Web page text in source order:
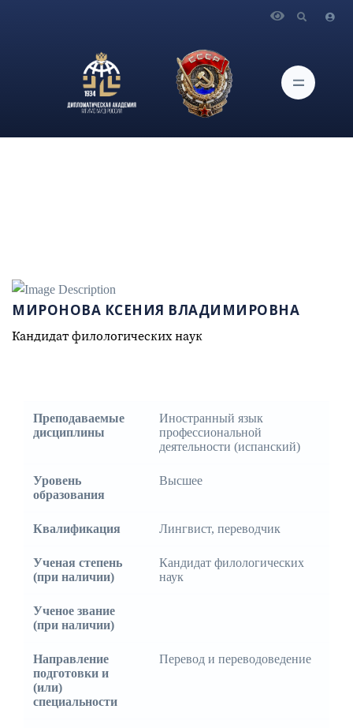
МИРОНОВА КСЕНИЯ ВЛАДИМИРОВНА
Кандидат филологических наук
Преподаваемые
дисциплины
Иностранный язык
профессиональной
деятельности (испанский)
Уровень
образования
Высшее
Квалификация Лингвист, переводчик
Ученая степень
(при наличии)
Кандидат филологических
наук
Ученое звание
(при наличии)
Направление
подготовки и
(или)
специальности
Перевод и переводоведение